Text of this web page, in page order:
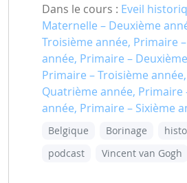
Dans le cours : Eveil
Maternelle – Deuxième
Troisième année, Primaire
année, Primaire –
Primaire – Troisième
Quatrième année, Primaire
année, Primaire – Sixième
Belgique Borinage
podcast
Vincent van Gogh